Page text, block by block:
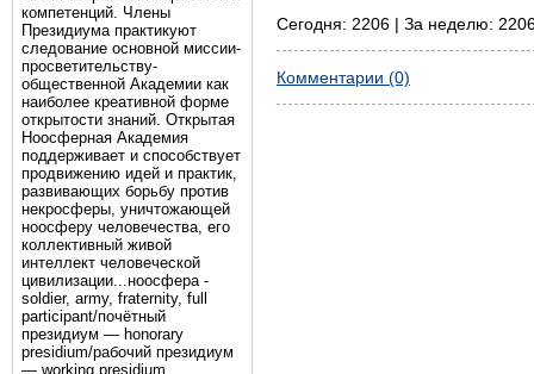
компетенций. Члены
Президиума практикуют
следование основной миссии-
просветительству-
общественной Академии как
наиболее креативной форме
открытости знаний. Открытая
Ноосферная Академия
поддерживает и способствует
продвижению идей и практик,
развивающих борьбу против
некросферы, уничтожающей
ноосферу человечества, его
коллективный живой
интеллект человеческой
цивилизации...ноосфера -
soldier, army, fraternity, full
participant/почётный
президиум — honorary
presidium/рабочий президиум
— working presidium
Сегодня: 2206 | За неделю:
Комментарии (0)